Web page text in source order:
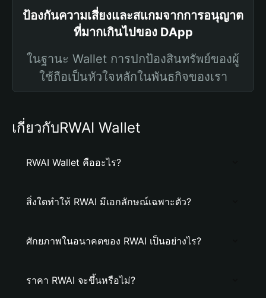
ป้องกันความเสี่ยงและสแกมจากการอนุญาต
ที่มากเกินไปของ DApp
ในฐานะ Wallet การปกป้องสินทรัพย์ของผู้
ใช้ถือเป็นหัวใจหลักในพันธกิจของเรา
เกี่ยวกับRWAI Wallet
RWAI Wallet คืออะไร?
สิ่งใดทำให้ RWAI มีเอกลักษณ์เฉพาะตัว?
ศักยภาพในอนาคตของ RWAI เป็นอย่างไร?
ราคา RWAI จะขึ้นหรือไม่?